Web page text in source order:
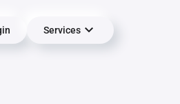
Services